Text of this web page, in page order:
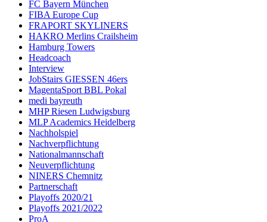
FC Bayern München
FIBA Europe Cup
FRAPORT SKYLINERS
HAKRO Merlins Crailsheim
Hamburg Towers
Headcoach
Interview
JobStairs GIESSEN 46ers
MagentaSport BBL Pokal
medi bayreuth
MHP Riesen Ludwigsburg
MLP Academics Heidelberg
Nachholspiel
Nachverpflichtung
Nationalmannschaft
Neuverpflichtung
NINERS Chemnitz
Partnerschaft
Playoffs 2020/21
Playoffs 2021/2022
ProA